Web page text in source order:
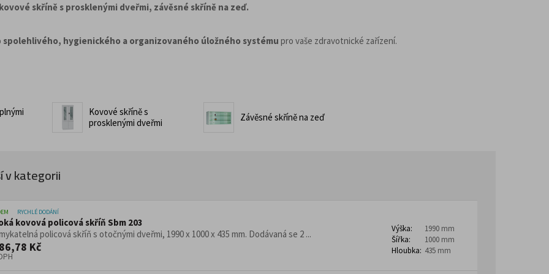
Konferenční stoly
lehátka a postele
Infuzní stojany
Dílenské vozíky a kontejnery
regály
do obchodu
provozy
Židle pro gastro a horeca
skříně s prosklenými dveřmi, závěsné skříně na zeď.
spolehlivého, hygienického a organizovaného úložného systému pro vaše zdravotnické zařízení.
Kovové skříně s
prosklenými dveřmi
Závěsné skříně na zeď
v kategorii
RYCHLÉ DODÁNÍ
kovová policová skříň Sbm 203
policová skříň s otočnými dveřmi, 1990 x 1000 x 435 mm. Dodávaná se 2 ...
Kč
Výška:
1990 mm
Šířka:
1000 mm
Hloubka: 435 mm